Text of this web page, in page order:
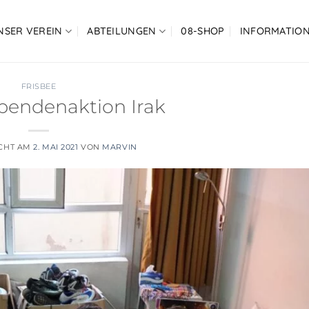
VEREIN ABTEILUNGEN 08-SHOP
FRISBEE
Irak
AM2. MAI 2021 VON MARVIN